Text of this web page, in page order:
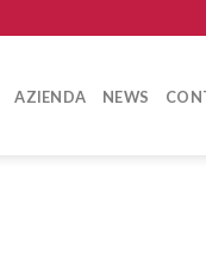
AZIENDA NEWS